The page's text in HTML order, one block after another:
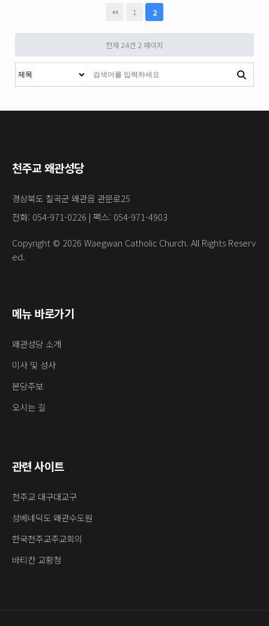
1 2
전체 24건 2 페이지
천주교 왜관성당
경상북도 칠곡군 왜관읍 관문로25
전화: 054-971-0226 | 팩스: 054-971-4903
Copyright © 2026 Waegwan Catholic Church. All Rights Reserv
ed.
메뉴 바로가기
왜관성당 소개
미사 및 성사
본당주보
오시는 길
관련 사이트
천주교 대구대교구
성베네딕도 왜관수도원
한국천주교주교회의
바티칸 교황청